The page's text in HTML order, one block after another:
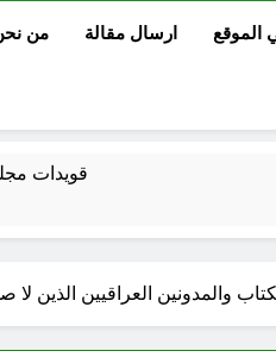
الموقع ارسال مقالة من
قويدات
الكاتبان باقر الزبيدي ورياض سعد يحذران من الجولاني (ح 2) (فاذا سجدوا فليكونوا من ورائكم)
العراقي بين ضياع الهوية
والمدونين العراقيين الذين